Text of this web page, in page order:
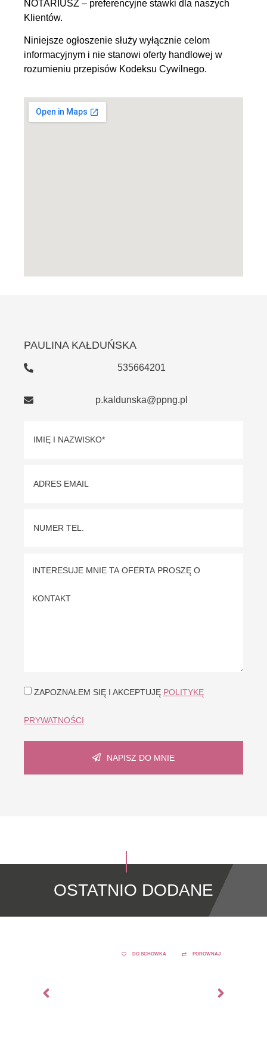
NOTARIUSZ – preferencyjne stawki dla naszych
Klientów.
Niniejsze ogłoszenie służy wyłącznie celom
informacyjnym i nie stanowi oferty handlowej w
rozumieniu przepisów Kodeksu Cywilnego.
PAULINA KAŁDUŃSKA
535664201
p.kaldunska@ppng.pl
ZAPOZNAŁEM SIĘ I AKCEPTUJĘ POLITYKĘ
PRYWATNOŚCI
NAPISZ DO MNIE
OSTATNIO DODANE
DO SCHOWKA PORÓWNAJ